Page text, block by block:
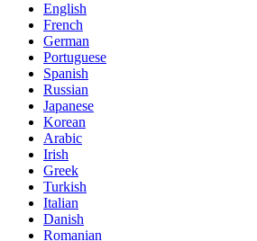
English
French
German
Portuguese
Spanish
Russian
Japanese
Korean
Arabic
Irish
Greek
Turkish
Italian
Danish
Romanian